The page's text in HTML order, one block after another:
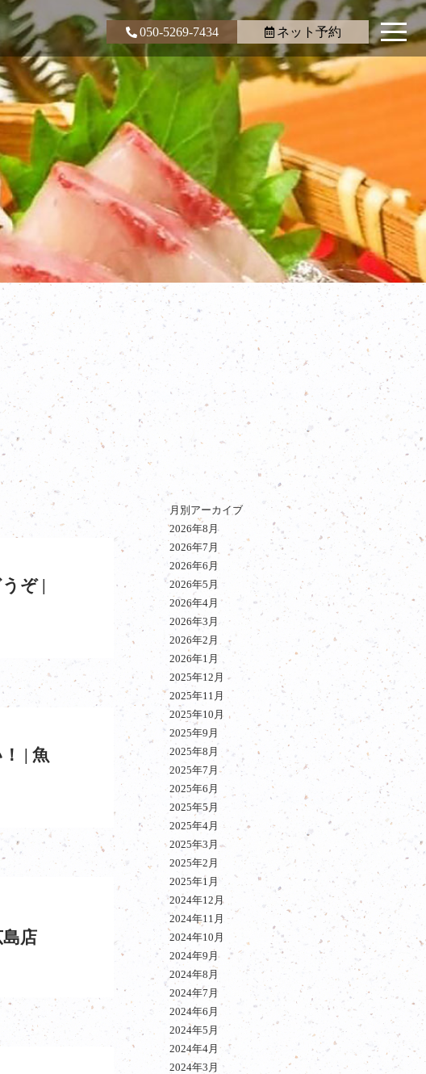
050-5269-7434 ネット予約
ぞ |
| 魚
店
月別アーカイブ
2026年8月
2026年7月
2026年6月
2026年5月
2026年4月
2026年3月
2026年2月
2026年1月
2025年12月
2025年11月
2025年10月
2025年9月
2025年8月
2025年7月
2025年6月
2025年5月
2025年4月
2025年3月
2025年2月
2025年1月
2024年12月
2024年11月
2024年10月
2024年9月
2024年8月
2024年7月
2024年6月
2024年5月
2024年4月
2024年3月